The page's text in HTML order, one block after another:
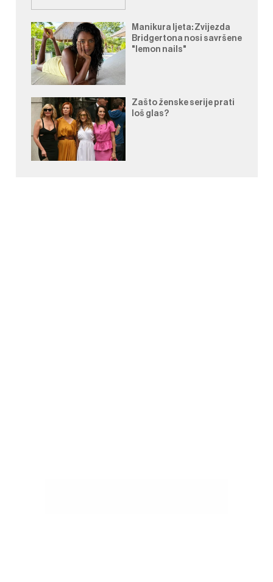
Manikura ljeta: Zvijezda
Bridgertona nosi savršene
"lemon nails"
Zašto ženske serije prati
loš glas?